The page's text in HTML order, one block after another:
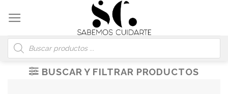
content
Búsqueda
de
productos
BUSCAR Y FILTRAR PRODUCTOS